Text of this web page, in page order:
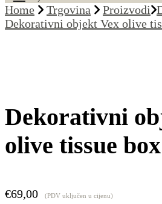
Home
Trgovina Proizvodi
Dekorativni objekt Vex olive
Dekorativni
olive tissue box
€69,00 (PDV uključen u cijenu)